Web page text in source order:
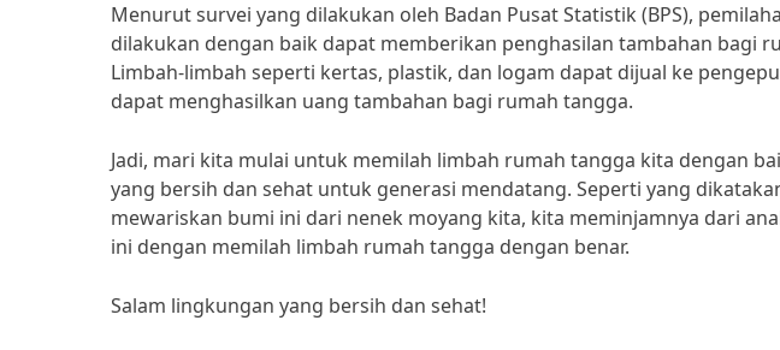
Menurut survei yang dilakukan oleh Badan Pusat Statistik (BPS),
dilakukan dengan baik dapat memberikan penghasilan tambahan bagi
Limbah-limbah seperti kertas, plastik, dan logam dapat dijual ke
dapat menghasilkan uang tambahan bagi rumah tangga.
Jadi, mari kita mulai untuk memilah limbah rumah tangga kita dengan
yang bersih dan sehat untuk generasi mendatang. Seperti yang
mewariskan bumi ini dari nenek moyang kita, kita meminjamnya dari
ini dengan memilah limbah rumah tangga dengan benar.
Salam lingkungan yang bersih dan sehat!